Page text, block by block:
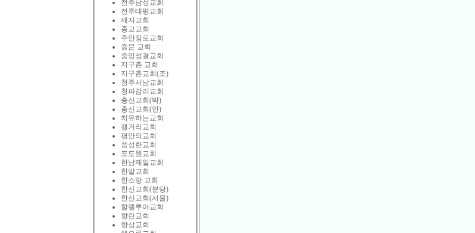
전주남성교회
전주태평교회
제자교회
종교교회
주안장로교회
중문 교회
중앙성결교회
지구촌 교회
지구촌교회(조)
청주서남교회
청파감리교회
충신교회(박)
충신교회(안)
치유하는교회
캘거리교회
평안의교회
풍성한교회
포도원교회
한남제일교회
한밭교회
한소망 교회
한신교회(분당)
한신교회(서울)
할렐루야교회
향린교회
향상교회